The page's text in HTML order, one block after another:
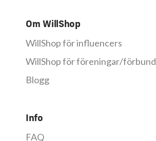
Om WillShop
WillShop för influencers
WillShop för föreningar/förbund
Blogg
Info
FAQ